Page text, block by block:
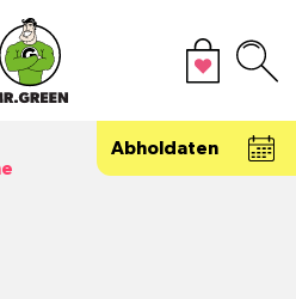
Abholdaten